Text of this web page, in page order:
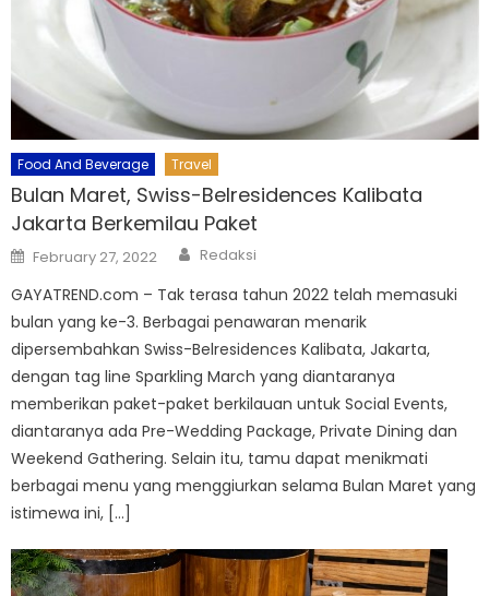
Food And Beverage Travel
Bulan Maret, Swiss-Belresidences Kalibata
Jakarta Berkemilau Paket
Posted
on
February 27, 2022 Author
Redaksi
GAYATREND.com – Tak terasa tahun 2022 telah memasuki
bulan yang ke-3. Berbagai penawaran menarik
dipersembahkan Swiss-Belresidences Kalibata, Jakarta,
dengan tag line Sparkling March yang diantaranya
memberikan paket-paket berkilauan untuk Social Events,
diantaranya ada Pre-Wedding Package, Private Dining dan
Weekend Gathering. Selain itu, tamu dapat menikmati
berbagai menu yang menggiurkan selama Bulan Maret yang
istimewa ini, […]